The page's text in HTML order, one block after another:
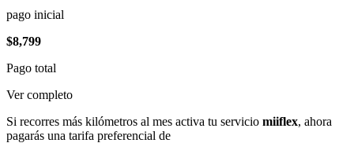
pago inicial
$8,799
Pago total
Ver completo
Si recorres más kilómetros al mes activa tu servicio miiflex, ahora
pagarás una tarifa preferencial de